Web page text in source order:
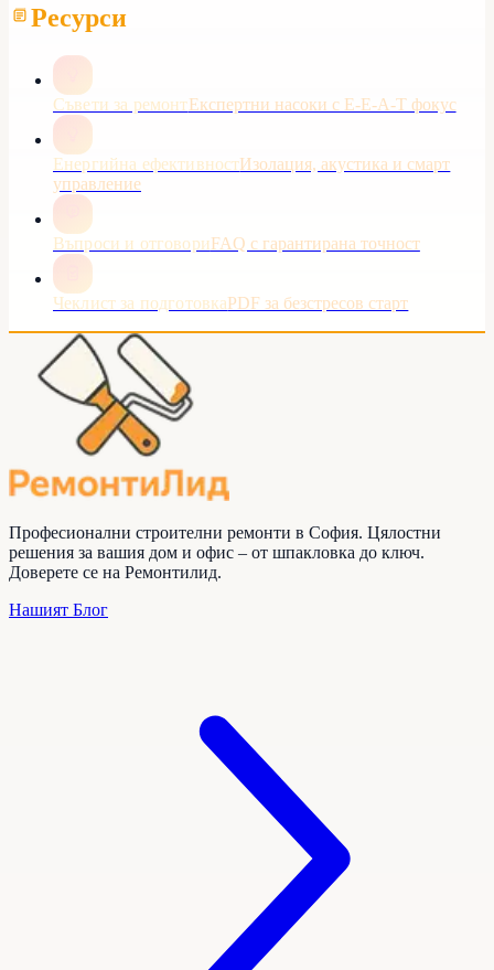
Ресурси
Съвети за ремонтЕкспертни насоки с E-E-A-T фокус
Енергийна ефективностИзолация, акустика и смарт
управление
Въпроси и отговориFAQ с гарантирана точност
Чеклист за подготовкаPDF за безстресов старт
Професионални строителни ремонти в София. Цялостни
решения за вашия дом и офис – от шпакловка до ключ.
Доверете се на Ремонтилид.
Нашият Блог